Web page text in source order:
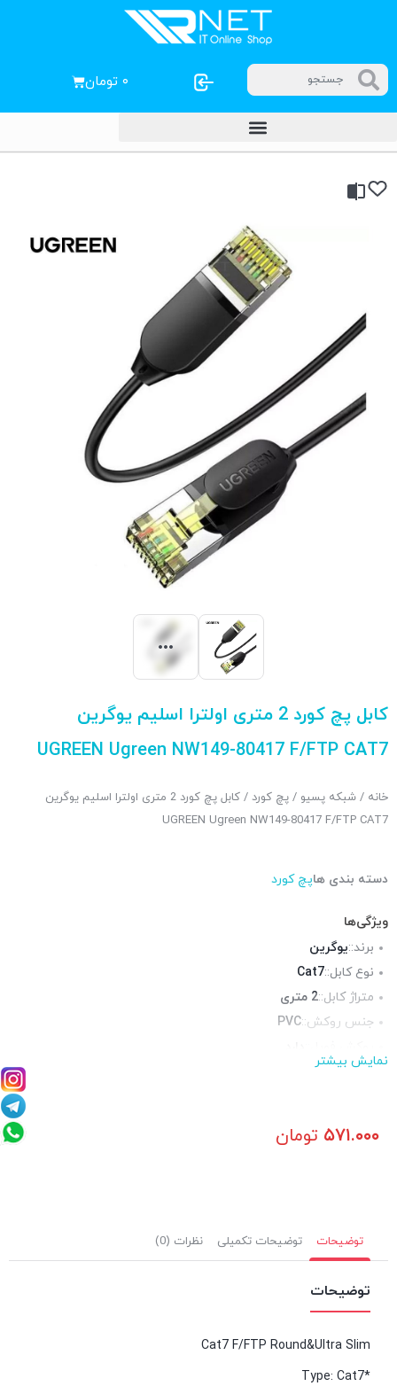
۰ تومان
کابل پچ کورد 2 متری اولترا اسلیم یوگرین
UGREEN Ugreen NW149-80417 F/FTP CAT7
خانه / شبکه پسیو / پچ کورد
/ کابل پچ کورد 2 متری اولترا اسلیم یوگرین
UGREEN Ugreen NW149-80417 F/FTP CAT7
دسته بندی هاپچ کورد
ویژگی‌ها
برند::یوگرین
نوع کابل::Cat7
متراژ کابل::2 متری
جنس روکش::PVC
روکش شیلد::
نمایش بیشتر
۵۷۱.۰۰۰ تومان
توضیحات توضیحات تکمیلی نظرات (0)
توضیحات
Cat7 F/FTP Round&Ultra Slim
*Type: Cat7